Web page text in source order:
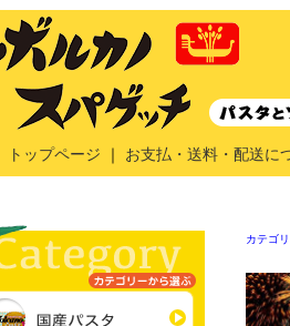
トップページ ｜ お支払・送料・配送に
カテゴ